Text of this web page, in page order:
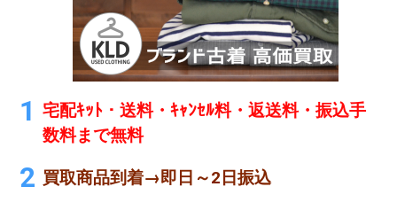
宅配ｷｯﾄ・送料・ｷｬﾝｾﾙ料・返送料・振込手
数料まで無料
買取商品到着→即日～2日振込